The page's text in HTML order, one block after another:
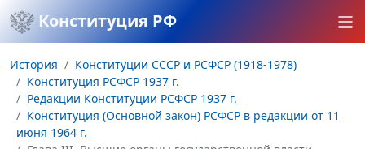
Конституция РФ
История
Конституции СССР и РСФСР (1918-1978)
Конституция РСФСР 1937 г.
Редакции Конституции РСФСР 1937 г.
Конституция (Основной закон) РСФСР в редакции от 11
июня 1964 г.